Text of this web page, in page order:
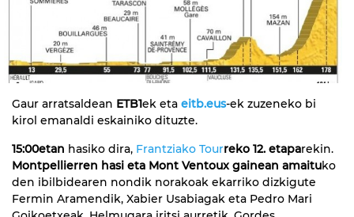
Gaur arratsaldean ETB1ek eta eitb.eus-ek zuzeneko bi
kirol emanaldi eskainiko dituzte.
15:00etan hasiko dira, Frantziako Tourreko 12. etaparekin.
Montpellierren hasi eta Mont Ventoux gainean amaituko
den ibilbidearen nondik norakoak ekarriko dizkigute
Fermin Aramendik, Xabier Usabiagak eta Pedro Mari